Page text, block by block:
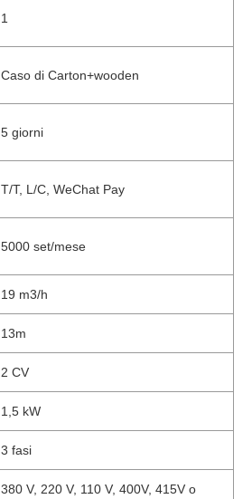
1
Caso di Carton+wooden
5 giorni
T/T, L/C, WeChat Pay
5000 set/mese
19 m3/h
13m
2 CV
1,5 kW
3 fasi
380 V, 220 V, 110 V, 400V, 415V o